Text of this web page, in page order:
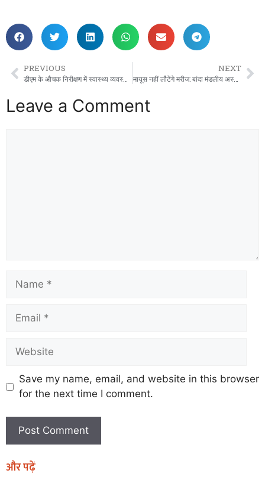
PREVIOUS
डीएम के औचक निरीक्षण में स्वास्थ्य व्यवस्था की खुली पोल, डाक्टरों सहित 16 स्टाफ मिला गैरहाजिर।
NEXT
मायूस नहीं लौटेंगे मरीज: बांदा मंडलीय अस्पताल में एक रुपये में होंगी 117 महंगी जांचें।
Leave a Comment
Save my name, email, and website in this browser
for the next time I comment.
और पढ़ें